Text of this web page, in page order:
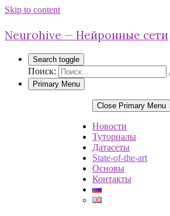
Skip to content
Neurohive — Нейронные сети
Search toggle
Поиск:
Primary Menu
Close Primary Menu
Новости
Туториалы
Датасеты
State-of-the-art
Основы
Контакты